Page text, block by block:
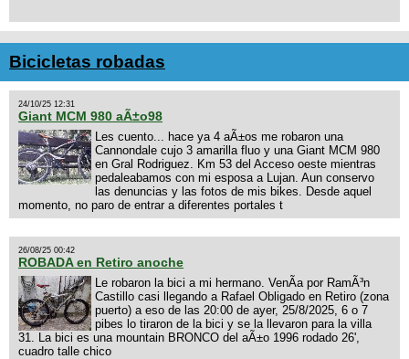
Bicicletas robadas
24/10/25 12:31
Giant MCM 980 aÃ±o98
Les cuento... hace ya 4 aÃ±os me robaron una
Cannondale cujo 3 amarilla fluo y una Giant MCM 980
en Gral Rodriguez. Km 53 del Acceso oeste mientras
pedaleabamos con mi esposa a Lujan. Aun conservo
las denuncias y las fotos de mis bikes. Desde aquel
momento, no paro de entrar a diferentes portales t
26/08/25 00:42
ROBADA en Retiro anoche
Le robaron la bici a mi hermano. VenÃ­a por RamÃ³n
Castillo casi llegando a Rafael Obligado en Retiro (zona
puerto) a eso de las 20:00 de ayer, 25/8/2025, 6 o 7
pibes lo tiraron de la bici y se la llevaron para la villa
31. La bici es una mountain BRONCO del aÃ±o 1996 rodado 26',
cuadro talle chico